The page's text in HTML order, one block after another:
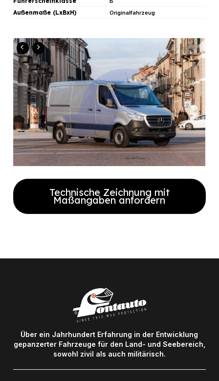
Außenmaße (LxBxH) Originalfahrzeug
Technische Zeichnung mit
Maßangaben anfordern
vollständige technische Zeichnung
Über ein Jahrhundert Erfahrung in der Entwicklung
gepanzerter Fahrzeuge für den Land- und Seebereich,
sowohl zivil als auch militärisch.